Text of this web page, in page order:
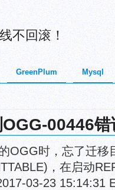
不回滚！
GreenPlum Mysql
00446错
OGG时，忘了迁移
，在启动
03-23 15:14:31